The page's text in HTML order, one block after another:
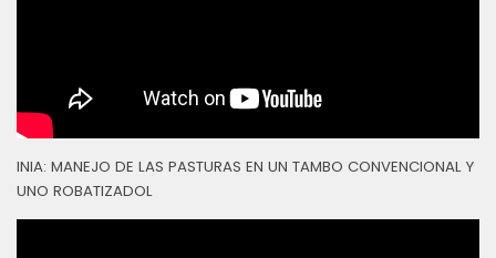
INIA: MANEJO DE LAS PASTURAS EN UN TAMBO CONVENCIONAL Y
UNO ROBATIZADOL